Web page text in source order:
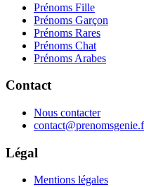
Prénoms Fille
Prénoms Garçon
Prénoms Rares
Prénoms Chat
Prénoms Arabes
Contact
Nous contacter
Légal
Mentions légales